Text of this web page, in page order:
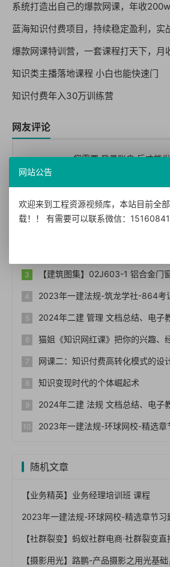
系统打造出自己的爆款网课，年收
蓝海知识付费项目，持续稳定盈利，实
爆款网课特训营，一套课程打天下，月收入3万到10万之
知识类主播落地课程 小白也能快速门
知识付费年入30万训练营
网友评论
您需要登录账户后才能
热门文章
【免费下载】常用图集212本,16G101图集,水
【建筑图集】02J603-1 铝合金门窗【
2023年一建法规-筑龙学社-864考
2024年二建 管理 文档总结、电子
猫姐《知识网红课》把你的兴趣、
网课二：知识付费高转化模式的设
知识变现时代的个体崛起术
2024年二建 法规 文档总结、电子
2023年一建法规-环球网校-精选章
随机文章
【业务精英】业务经理培训班 课程
2023年一建法规-环球网校-精选章节习
网站公告
欢迎来到工程资源视频库，本站目前全
载！！ 有需要可以联系微信：